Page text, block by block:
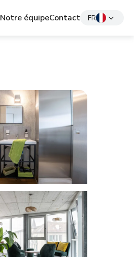
Notre équipeContact FR